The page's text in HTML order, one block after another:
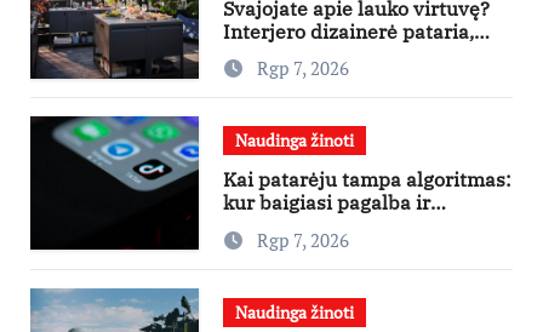
Svajojate apie lauko virtuvę?
Interjero dizainerė pataria,
nuo ko pradėti
Rgp 7, 2026
Naudinga žinoti
Kai patarėju tampa algoritmas:
kur baigiasi pagalba ir
prasideda reklama?
Rgp 7, 2026
Naudinga žinoti